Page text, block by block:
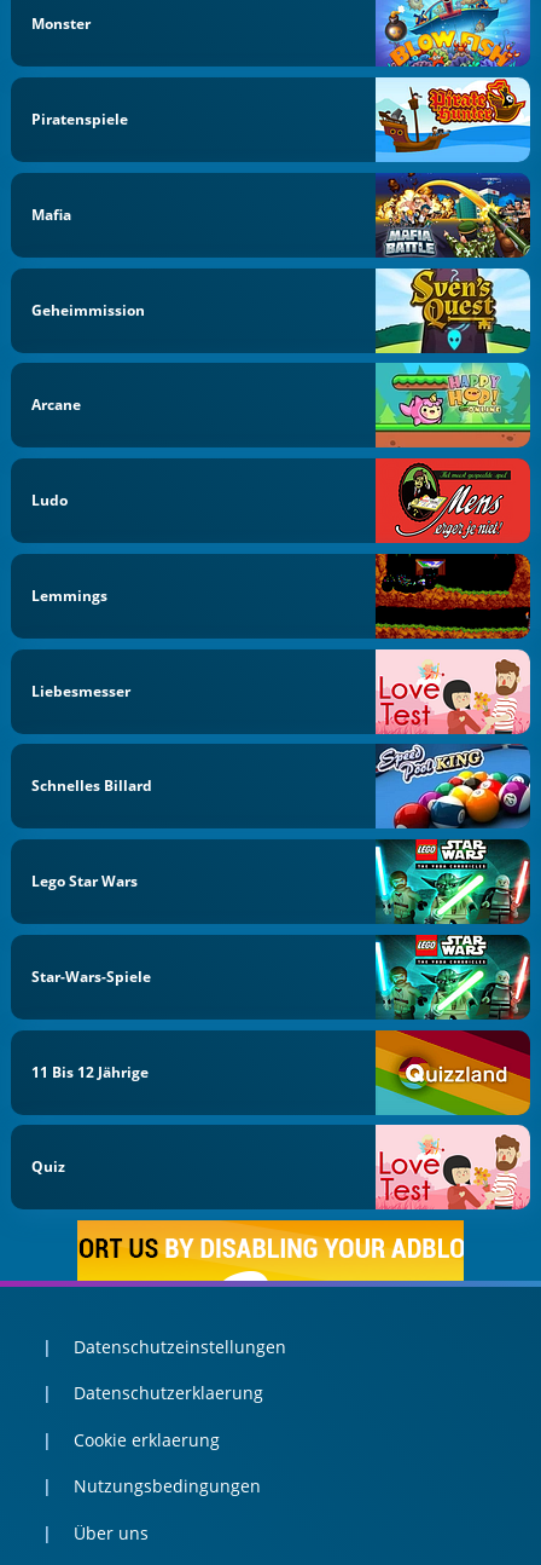
Monster
Piratenspiele
Mafia
Geheimmission
Arcane
Ludo
Lemmings
Liebesmesser
Schnelles Billard
Lego Star Wars
Star-Wars-Spiele
11 Bis 12 Jährige
Quiz
Datenschutzeinstellungen
Datenschutzerklaerung
Cookie erklaerung
Nutzungsbedingungen
Über uns